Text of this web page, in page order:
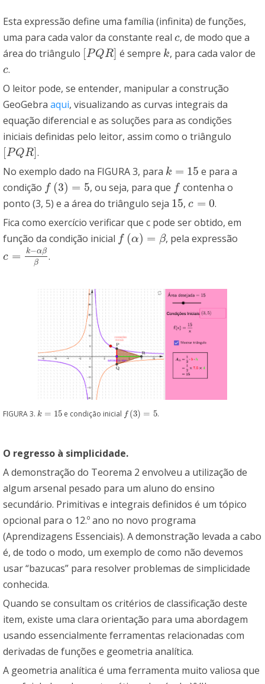
Esta expressão define uma família (infinita) de funções,
uma para cada valor da constante real c
c, de modo que a
área do triângulo [PQR]
PQR] é sempre k
k, para cada valor de
c
c.
O leitor pode, se entender, manipular a construção
GeoGebra aqui, visualizando as curvas integrais da
equação diferencial e as soluções para as condições
iniciais definidas pelo leitor, assim como o triângulo
[PQR]
PQR]
.
No exemplo dado na FIGURA 3, para k = 15
k=15
e para a
condição f (3) = 5
f( 3)=5 , ou seja, para que f
f contenha o
ponto (3, 5) e a área do triângulo seja 15
15,c = 0
c=0
.
Fica como exercício verificar que c pode ser obtido, em
função da condição inicial f (α) = β
f( α)=β , pela expressão
c = k−αβ
β
c= k− αββ .
FIGURA 3. k = 15
k= 15 e condição inicial f (3) = 5
f(3)=5 .
O regresso à simplicidade.
A demonstração do Teorema 2 envolveu a utilização de
algum arsenal pesado para um aluno do ensino
secundário. Primitivas e integrais definidos é um tópico
opcional para o 12.º ano no novo programa
(Aprendizagens Essenciais). A demonstração levada a cabo
é, de todo o modo, um exemplo de como não devemos
usar “bazucas” para resolver problemas de simplicidade
conhecida.
Quando se consultam os critérios de classificação deste
item, existe uma clara orientação para uma abordagem
usando essencialmente ferramentas relacionadas com
derivadas de funções e geometria analítica.
A geometria analítica é uma ferramenta muito valiosa que